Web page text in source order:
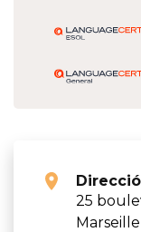
25
Marseille